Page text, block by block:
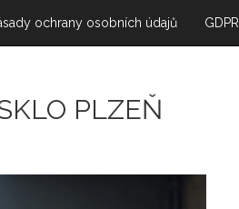
ochrany osobních údajů GDPR
PLZEŇ